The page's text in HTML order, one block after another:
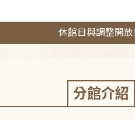
休館日與調整開
分館介紹